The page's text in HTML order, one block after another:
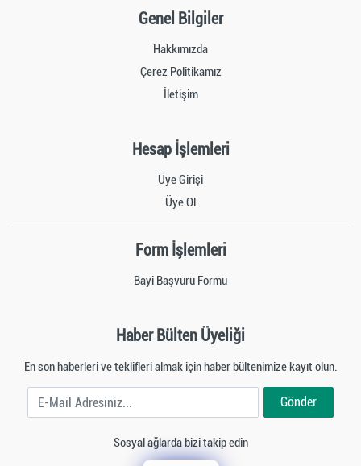
Genel Bilgiler
Hakkımızda
Çerez Politikamız
İletişim
Hesap İşlemleri
Üye Girişi
Üye Ol
Form İşlemleri
Bayi Başvuru Formu
Haber Bülten Üyeliği
En son haberleri ve teklifleri almak için haber bültenimize kayıt olun.
E-Mail Adresiniz Gönder
Sosyal ağlarda bizi takip edin